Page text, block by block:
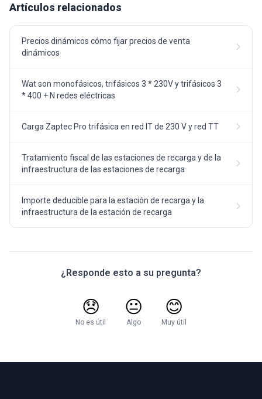
Artículos relacionados
Precios dinámicos cómo fijar precios de venta
dinámicos
Wat son monofásicos, trifásicos 3 * 230V y trifásicos 3
* 400 + N redes eléctricas
Carga Zaptec Pro trifásica en red IT de 230 V y red TT
Tratamiento fiscal de las estaciones de recarga y de la
infraestructura de las estaciones de recarga
Importe deducible para la estación de recarga y la
infraestructura de la estación de recarga
¿Responde esto a su pregunta?
😞
No es útil
😐
Algo
😊
Muy útil